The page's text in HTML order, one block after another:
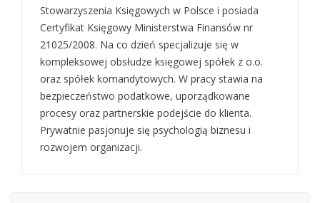
Stowarzyszenia Księgowych w Polsce i posiada
Certyfikat Księgowy Ministerstwa Finansów nr
21025/2008. Na co dzień specjalizuje się w
kompleksowej obsłudze księgowej spółek z o.o.
oraz spółek komandytowych. W pracy stawia na
bezpieczeństwo podatkowe, uporządkowane
procesy oraz partnerskie podejście do klienta.
Prywatnie pasjonuje się psychologią biznesu i
rozwojem organizacji.